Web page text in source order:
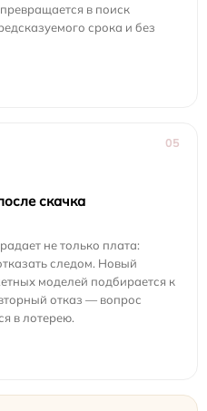
в поиск
срока и без
05
скачка
не только плата:
следом. Новый
моделей подбирается к
отказ — вопрос
в лотерею.